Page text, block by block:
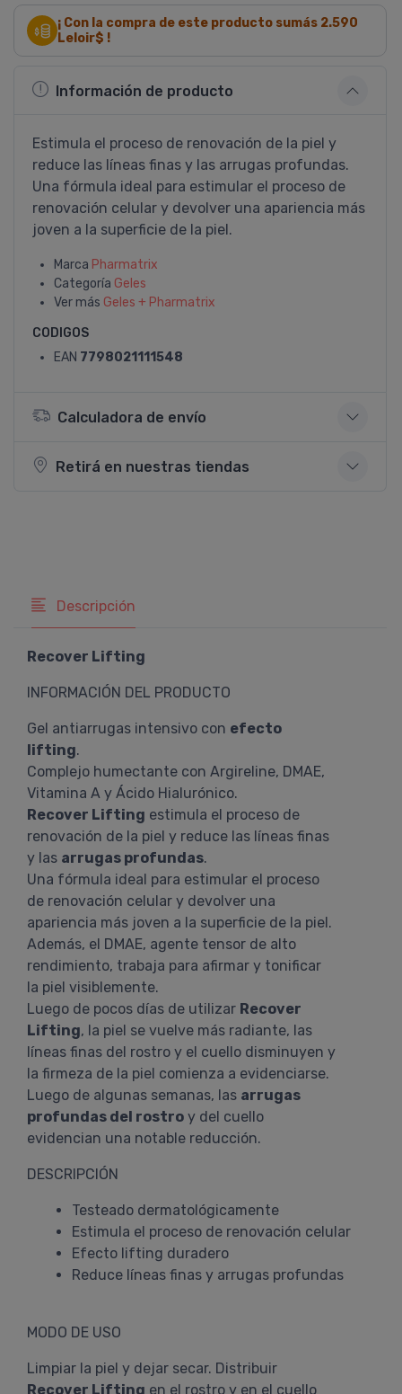
¡ Con la compra de este producto sumás 2.590
Leloir$ !
Información de producto
Estimula el proceso de renovación de la piel y
reduce las lí­neas finas y las arrugas profundas.
Una fórmula ideal para estimular el proceso de
renovación celular y devolver una apariencia más
joven a la superficie de la piel.
Marca Pharmatrix
Categoría Geles
Ver más Geles + Pharmatrix
CODIGOS
EAN 7798021111548
Calculadora de envío
Retirá en nuestras tiendas
Descripción
Recover Lifting
INFORMACIÓN DEL PRODUCTO
Gel antiarrugas intensivo con efecto
lifting.
Complejo humectante con Argireline, DMAE,
Vitamina A y Ácido Hialurónico.
Recover Lifting estimula el proceso de
renovación de la piel y reduce las líneas finas
y las arrugas profundas.
Una fórmula ideal para estimular el proceso
de renovación celular y devolver una
apariencia más joven a la superficie de la piel.
Además, el DMAE, agente tensor de alto
rendimiento, trabaja para afirmar y tonificar
la piel visiblemente.
Luego de pocos días de utilizar Recover
Lifting, la piel se vuelve más radiante, las
líneas finas del rostro y el cuello disminuyen y
la firmeza de la piel comienza a evidenciarse.
Luego de algunas semanas, las arrugas
profundas del rostro y del cuello
evidencian una notable reducción.
DESCRIPCIÓN
Testeado dermatológicamente
Estimula el proceso de renovación celular
Efecto lifting duradero
Reduce líneas finas y arrugas profundas
MODO DE USO
Limpiar la piel y dejar secar. Distribuir
Recover Lifting en el rostro y en el cuello